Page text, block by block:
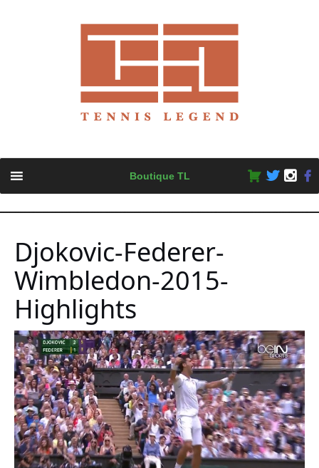
content
Boutique TL
Djokovic-Federer-
Wimbledon-2015-
Highlights